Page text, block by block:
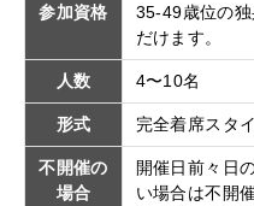
参加資格
35-49歳位の
だけます。
人数 4〜10名
形式 完全着席スタ
不開催の
場合
開催日前々日
い場合は不開